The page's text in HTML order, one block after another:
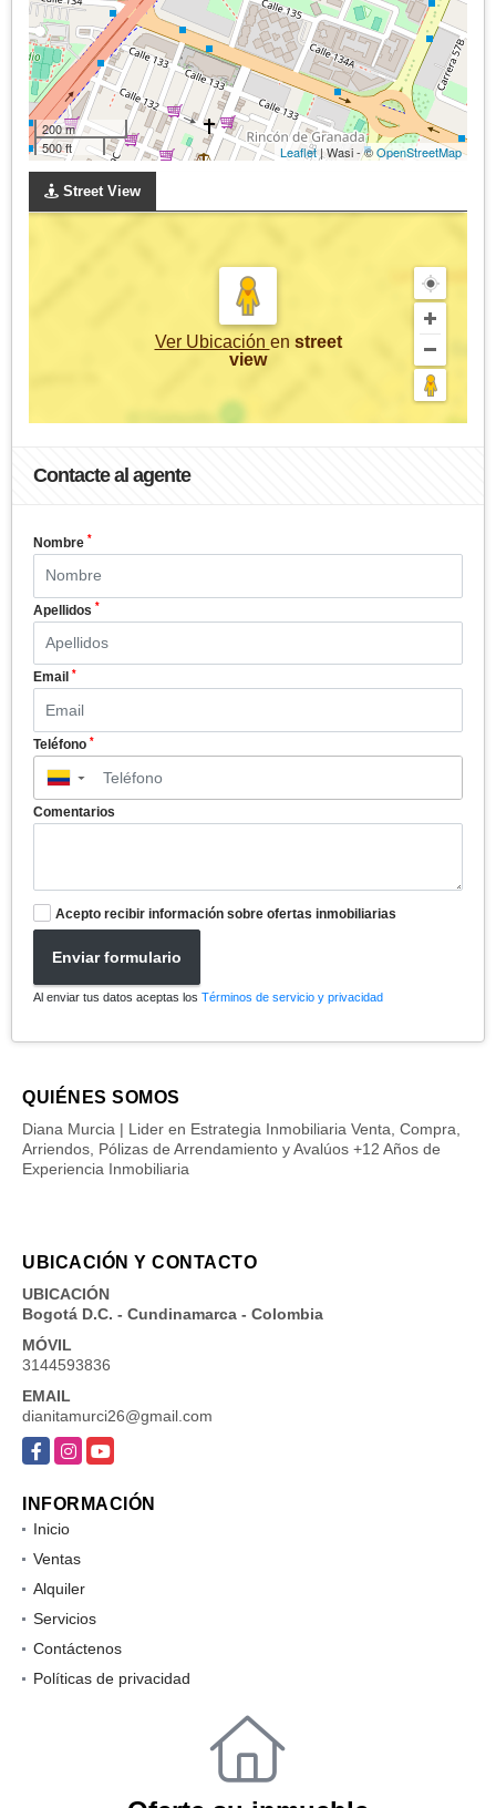
200 m
500 ft
Leaflet| Wasi - ©OpenStreetMap
Street View
Ver Ubicación en street
view
Contacte al agente
Nombre *
Apellidos *
Email *
Teléfono *
▼
Comentarios
Acepto recibir información sobre ofertas inmobiliarias
Enviar formulario
Al enviar tus datos aceptas los Términos de servicio y privacidad
QUIÉNES SOMOS
Diana Murcia | Lider en Estrategia Inmobiliaria Venta, Compra,
Arriendos, Pólizas de Arrendamiento y Avalúos +12 Años de
Experiencia Inmobiliaria
UBICACIÓN Y CONTACTO
UBICACIÓN
Bogotá D.C. - Cundinamarca - Colombia
MÓVIL
3144593836
EMAIL
dianitamurci26@gmail.com
Facebook
InstagramYouTube
INFORMACIÓN
Inicio
Ventas
Alquiler
Servicios
Contáctenos
Políticas de privacidad